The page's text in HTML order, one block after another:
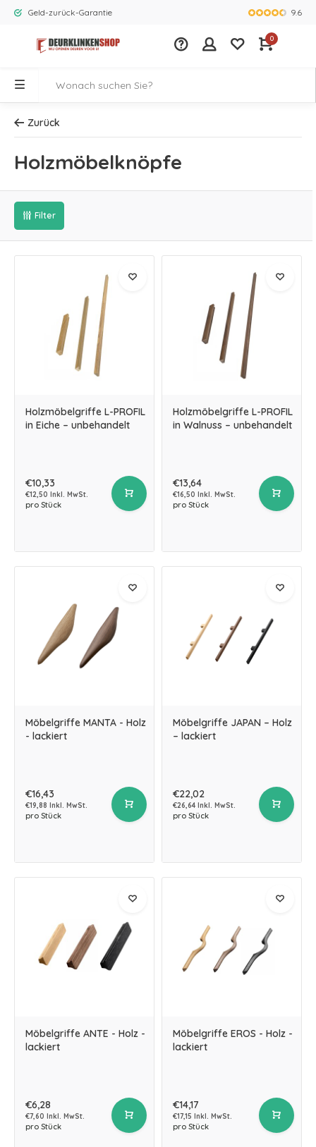
Geld-zurück-Garantie Größtes9.6
0
Zurück
Holzmöbelknöpfe
Filter
Holzmöbelgriffe L-PROFIL
in Eiche – unbehandelt
€10,33
€12,50 Inkl. MwSt.
pro Stück
Holzmöbelgriffe L-PROFIL
in Walnuss – unbehandelt
€13,64
€16,50 Inkl. MwSt.
pro Stück
Möbelgriffe MANTA - Holz
- lackiert
€16,43
€19,88 Inkl. MwSt.
pro Stück
Möbelgriffe JAPAN – Holz
– lackiert
€22,02
€26,64 Inkl. MwSt.
pro Stück
Möbelgriffe ANTE - Holz -
lackiert
€6,28
€7,60 Inkl. MwSt.
pro Stück
Möbelgriffe EROS - Holz -
lackiert
€14,17
€17,15 Inkl. MwSt.
pro Stück